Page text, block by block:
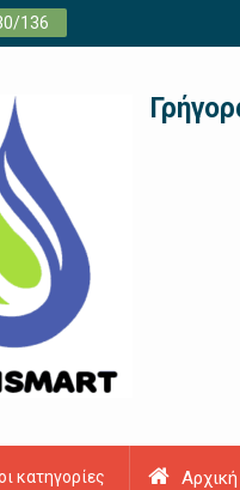
136
κατηγορίες Αρχική